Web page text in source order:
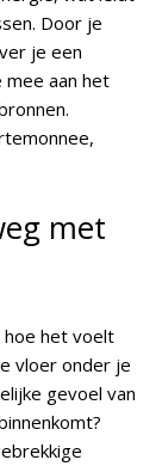
Door je
je een
mee aan het
met
het voelt
vloer onder je
gevoel van